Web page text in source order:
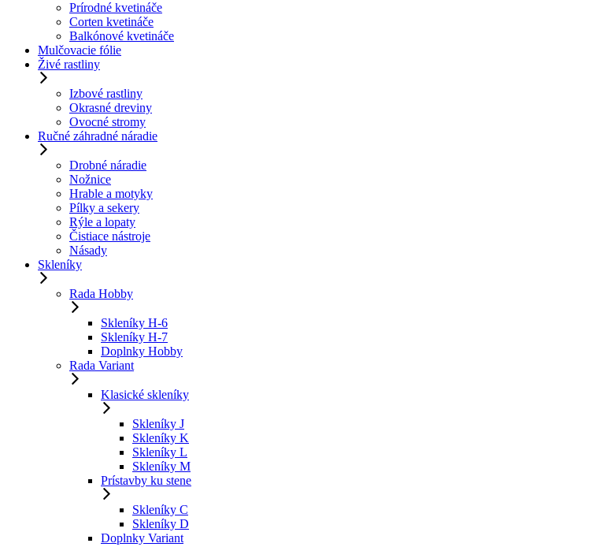
Prírodné kvetináče
Corten kvetináče
Balkónové kvetináče
Mulčovacie fólie
Živé rastliny
Izbové rastliny
Okrasné dreviny
Ovocné stromy
Ručné záhradné náradie
Drobné náradie
Nožnice
Hrable a motyky
Pílky a sekery
Rýle a lopaty
Čistiace nástroje
Násady
Skleníky
Rada Hobby
Skleníky H-6
Skleníky H-7
Doplnky Hobby
Rada Variant
Klasické skleníky
Skleníky J
Skleníky K
Skleníky L
Skleníky M
Prístavby ku stene
Skleníky C
Skleníky D
Doplnky Variant